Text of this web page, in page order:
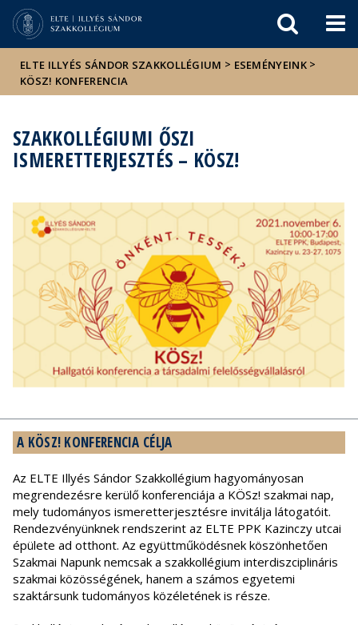
Események
sajtóban
ELTE ILLYÉS SÁNDOR SZAKKOLLÉGIUM > ESEMÉNYEINK >
KÖSZ! KONFERENCIA
SZAKKOLLÉGIUMI ŐSZI
ISMERETTERJESZTÉS – KÖSZ!
A KÖSZ! KONFERENCIA CÉLJA
Az ELTE Illyés Sándor Szakkollégium hagyományosan
megrendezésre kerülő konferenciája a KÖSz! szakmai nap,
mely tudományos ismeretterjesztésre invitálja látogatóit.
Rendezvényünknek rendszerint az ELTE PPK Kazinczy utcai
épülete ad otthont. Az együttműködésnek köszönhetően
Szakmai Napunk nemcsak a szakkollégium interdiszciplináris
szakmai közösségének, hanem a számos egyetemi
szaktársunk tudományos közéletének is része.